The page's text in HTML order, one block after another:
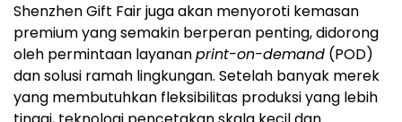
Shenzhen Gift Fair juga akan menyoroti kemasan
premium yang semakin berperan penting, didorong
oleh permintaan layananprint-on-demand (POD)
dan solusi ramah lingkungan. Setelah banyak merek
yang membutuhkan fleksibilitas produksi yang lebih